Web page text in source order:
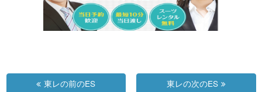
東レの前のES 東レの次のES